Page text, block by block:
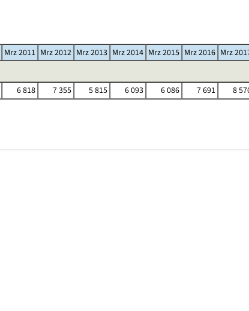
Mrz 2011 Mrz 2012 Mrz 2013 Mrz 2014 Mrz 2015 Mrz 2016 Mrz
6 818 7 355 5 815 6 093 6 086 7 691 8